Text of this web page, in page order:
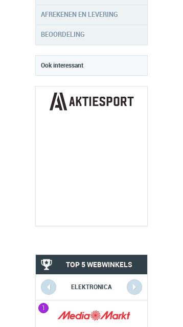
AFREKENEN EN LEVERING
BEOORDELING
Ook interessant
TOP 5 WEBWINKELS
ELEKTRONICA
1